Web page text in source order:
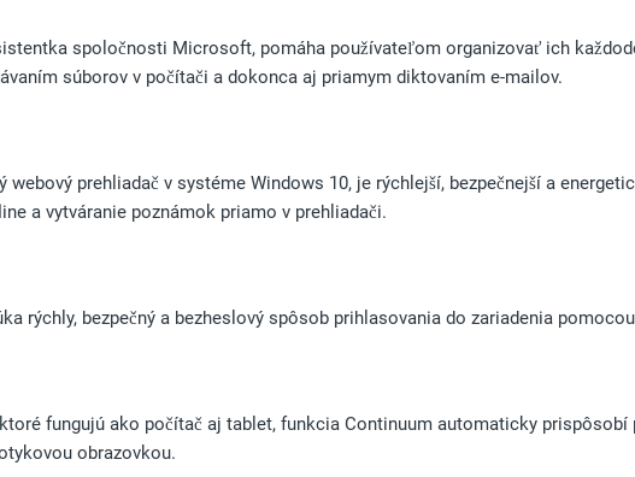
spoločnosti Microsoft, pomáha používateľom organizovať ich
súborov v počítači a dokonca aj priamym diktovaním e-mailov.
webový prehliadač v systéme Windows 10, je rýchlejší, bezpečnejší a
a vytváranie poznámok priamo v prehliadači.
rýchly, bezpečný a bezheslový spôsob prihlasovania do zariadenia
fungujú ako počítač aj tablet, funkcia Continuum automaticky
obrazovkou.